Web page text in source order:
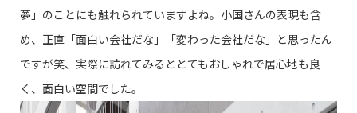
夢」のことにも触れられていますよね。小国さんの表現も含
め、正直「面白い会社だな」「変わった会社だな」と思ったん
ですが笑、実際に訪れてみるととてもおしゃれで居心地も良
く、面白い空間でした。